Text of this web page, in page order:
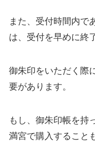
また、受付時間内で
は、受付を早めに終
御朱印をいただく際
要があります。
もし、御朱印帳を持
満宮で購入すること